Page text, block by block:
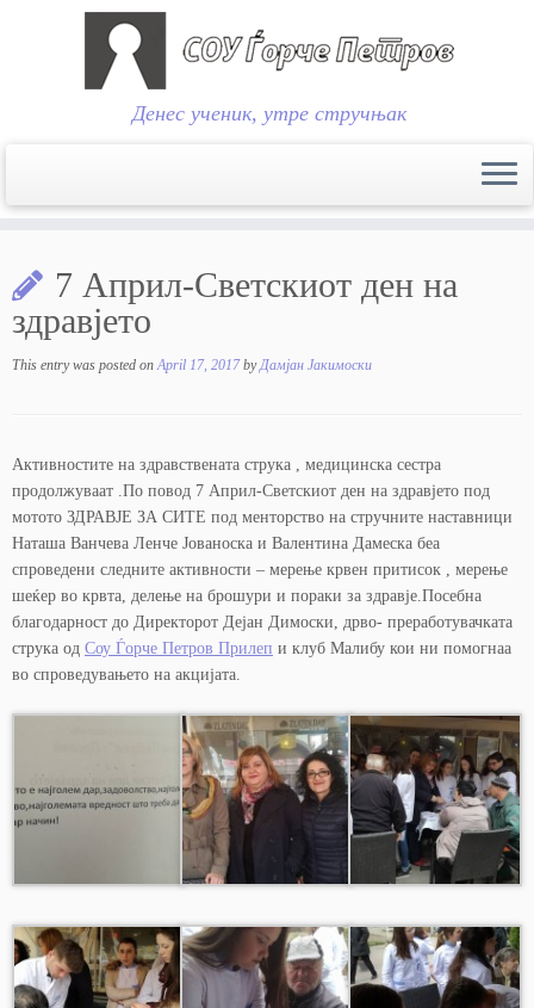
content
Денес ученик, утре стручњак
7 Април-Светскиот ден на
здравјето
This entry was posted onApril 17, 2017 byДамјан Јакимоски
Активностите на здравствената струка , медицинска сестра
продолжуваат .По повод 7 Април-Светскиот ден на здравјето под
мотото ЗДРАВЈЕ ЗА СИТЕ под менторство на стручните наставници
Наташа Ванчева Ленче Јованоска и Валентина Дамеска беа
спроведени следните активности – мерење крвен притисок , мерење
шеќер во крвта, делење на брошури и пораки за здравје.Посебна
благодарност до Директорот Дејан Димоски, дрво- преработувачката
струка од Соу Ѓорче Петров Прилеп и клуб Малибу кои ни помогнаа
во спроведувањето на акцијата.